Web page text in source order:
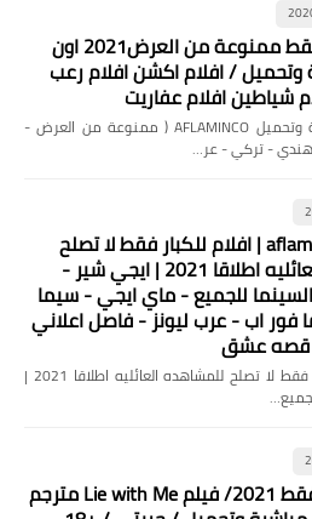
افلام رعب | ANTLERS 2021 | مترجم اون
افلام رعب | فيلم A QUIET PLACE PART II
أفلام للكبارفقط ممنوعة من العرض2021 اون
/ افلام اكشن افلام رعب
شياطين افلام عفاريت
أفلام للكبارفقط أون لاين مشاهدة وتحميل AFLAMINCO ( ممنوعة من العرض -
- تركي - عر…
افلامكو - aflamco | افلام للكبار فقط لا تصلح
للمشاهده العائليه اطلاقا 2021 | ايجي شير -
للجميع - ماي ايجي - سيما
فور اب - عرب ليونز - فاصل اعلاني
قصه عشق
افلامكو - aflamco | افلام للكبار فقط لا تصلح للمشاهده العائليه اطلاقا 2021 |
أفلام للكبار فقط 2021/ فيلم Lie with Me مترجم